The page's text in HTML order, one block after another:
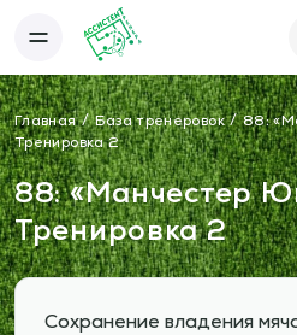
Каталог
База упражнений
База тренировок
Книги
Статьи
Новости
Тактический менеджер
Тарифы
Информация
О сервисе
Отзывы
Политика конфиденциальности
+7 978 793 21 93
Главная База тренеровок
88:
Тренировка 2
88: «Манчестер
Тренировка 2
Сохранение владения